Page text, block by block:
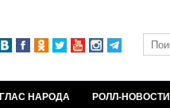
ГЛАС НАРОДА РОЛЛ-НОВОСТИ